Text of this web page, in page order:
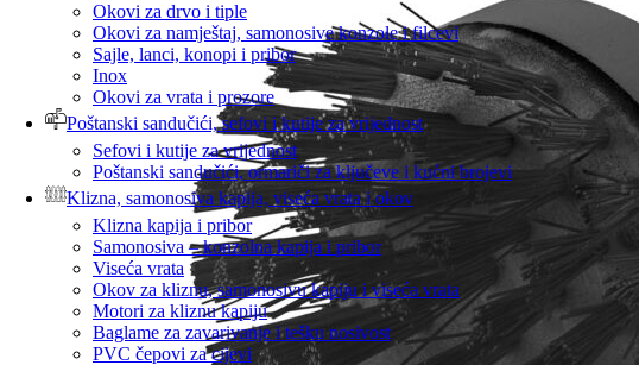
Okovi za drvo i tiple
Okovi za namještaj, samonosive konzole i filcevi
Sajle, lanci, konopi i pribor
Inox
Okovi za vrata i prozore
Poštanski sandučići, sefovi i kutije za vrijednost
Sefovi i kutije za vrijednost
Poštanski sandučići, ormariči za ključeve i kućni brojevi
Klizna, samonosiva kapija, viseća vrata i okov
Klizna kapija i pribor
Samonosiva – konzolna kapija i pribor
Viseća vrata
Okov za kliznu, samonosivu kapiju i viseća vrata
Motori za kliznu kapiju
Baglame za zavarivanje i tešku nosivost
PVC čepovi za cijevi